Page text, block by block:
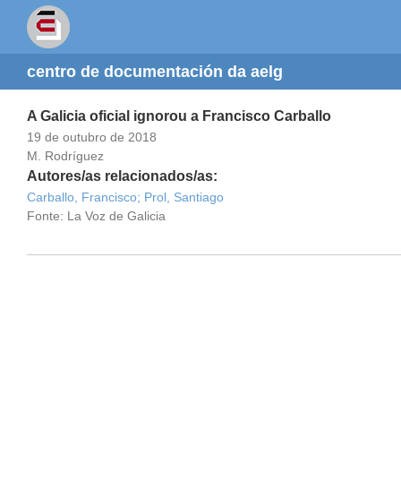
centro de documentación da aelg
A Galicia oficial ignorou a Francisco Carballo
19 de outubro de 2018
M. Rodríguez
Autores/as relacionados/as:
Carballo, Francisco; Prol, Santiago
Fonte: La Voz de Galicia